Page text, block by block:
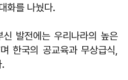
화를 나눴다.
발전에는 우리나라의 높은
한국의 공교육과 무상급식,